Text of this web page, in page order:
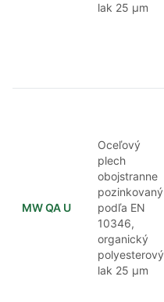
lak 25 μm
MW QA U
Oceľový
plech
obojstranne
pozinkovaný
podľa EN
10346,
organický
polyesterový
lak 25 μm